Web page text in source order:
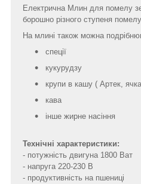
Електрична Млин для помелу
борошно різного ступеня помелу
На млині також можна
спеції
кукурудзу
крупи в кашу ( Артек,
кава
інше жирне насіння
Технічні характеристики:
- потужність двигуна 1800 Ват
- напруга 220-230 В
- продуктивність на пшениці